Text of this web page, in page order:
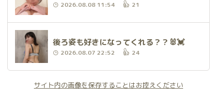
2026.08.08 11:54 21
後ろ姿も好きになってくれる？？🐰💓
2026.08.07 22:52 24
サイト内の画像を保存することはお控えください